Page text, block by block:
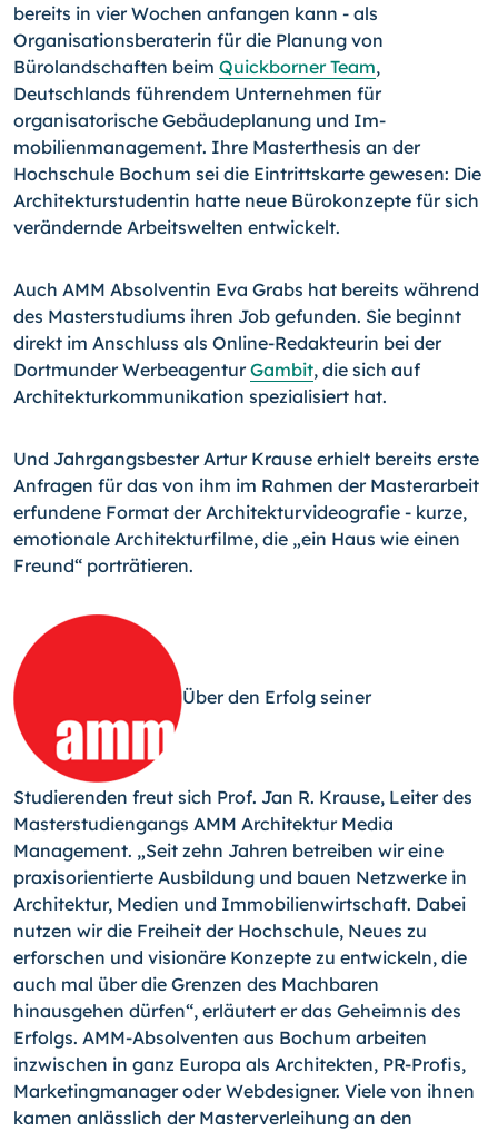
bereits in vier Wochen anfangen kann - als
Organisationsberaterin für die Planung von
Bürolandschaften beim Quickborner Team,
Deutschlands führendem Unternehmen für
organisatorische Gebäudeplanung und Im­
mobilienmanagement. Ihre Masterthesis an der
Hochschule Bochum sei die Eintritts­karte gewesen: Die
Architekturstudentin hatte neue Bürokonzepte für sich
verändern­de Arbeitswelten entwickelt.
Auch AMM Absolventin Eva Grabs hat bereits während
des Masterstudiums ihren Job gefunden. Sie beginnt
direkt im Anschluss als Online-Redakteurin bei der
Dortmunder WerbeagenturGambit, die sich auf
Architekturkommunikation spezialisiert hat.
Und Jahrgangsbester Artur Krause erhielt bereits erste
Anfragen für das von ihm im Rahmen der Masterarbeit
erfundene Format der Architekturvideografie - kurze,
emo­tionale Architekturfilme, die „ein Haus wie einen
Freund“ porträtieren.
Über den Erfolg seiner
Studierenden freut sich Prof. Jan R. Krause, Leiter des
Masterstudiengangs AMM Architektur Media
Management. „Seit zehn Jahren betreiben wir eine
praxisori­entierte Ausbildung und bauen Netzwerke in
Architektur, Medien und Immobilienwirtschaft. Dabei
nutzen wir die Freiheit der Hochschule, Neues zu
erforschen und visionäre Konzepte zu entwickeln, die
auch mal über die Grenzen des Machbaren
hinausgehen dürfen“, erläutert er das Geheimnis des
Erfolgs. AMM-Absolventen aus Bochum arbeiten
inzwischen in ganz Europa als Architekten, PR-Profis,
Marketingmanager oder Webdesigner. Viele von ihnen
kamen anlässlich der Masterverleihung an den